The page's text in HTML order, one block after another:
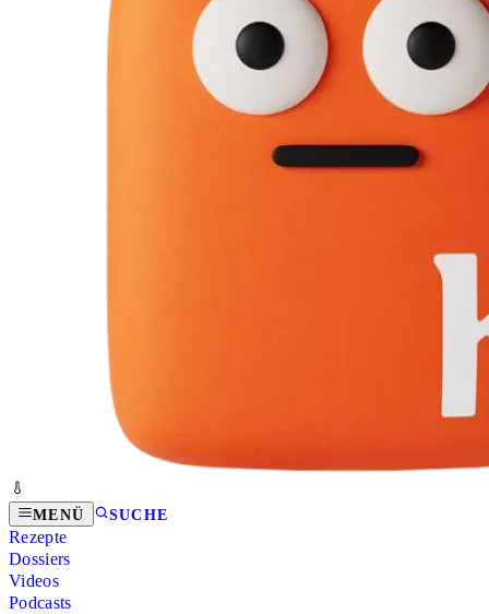
MENÜ SUCHE
Rezepte
Dossiers
Videos
Podcasts